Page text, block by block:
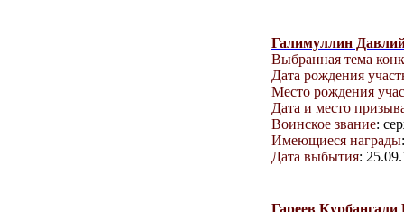
Галимуллин
Выбранная тема
Дата рождения
Место рождения
Дата и место
Воинское звание:
Имеющиеся награды
Дата выбытия:
Гареев